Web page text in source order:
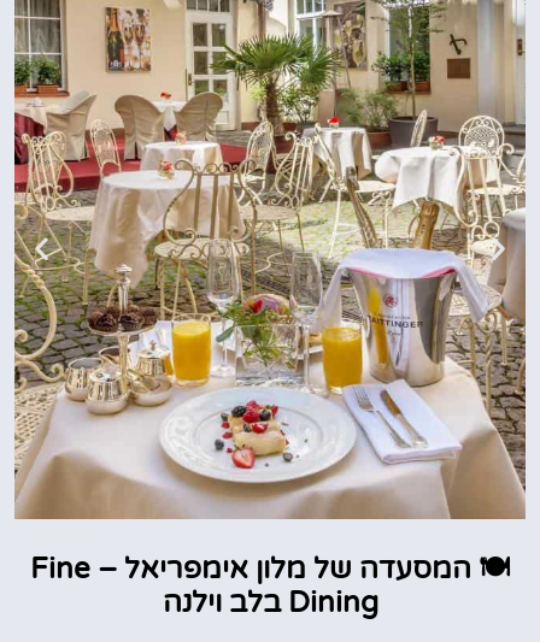
להזמנת חדר
🍽️ המסעדה של מלון אימפריאל – Fine
Dining בלב וילנה